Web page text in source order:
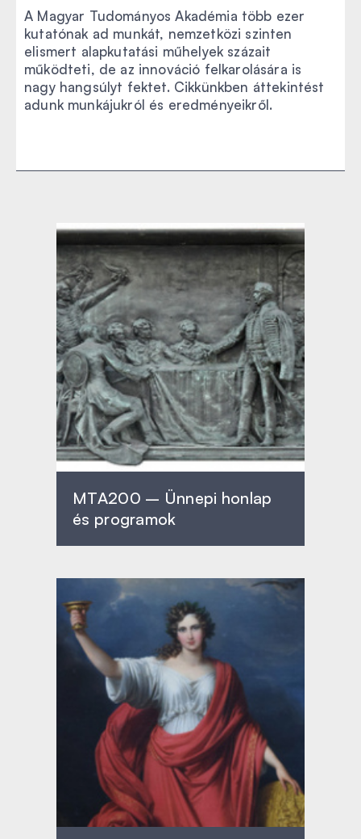
A Magyar Tudományos Akadémia több ezer
kutatónak ad munkát, nemzetközi szinten
elismert alapkutatási műhelyek százait
működteti, de az innováció felkarolására is
nagy hangsúlyt fektet. Cikkünkben áttekintést
adunk munkájukról és eredményeikről.
MTA200 – Ünnepi honlap
és programok